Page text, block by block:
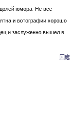
юмора. Не все
и вотографии хорошо
и заслуженно вышел в
回應